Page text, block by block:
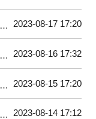
2023-08-17 17:20
2023-08-16 17:32
2023-08-15 17:20
2023-08-14 17:12